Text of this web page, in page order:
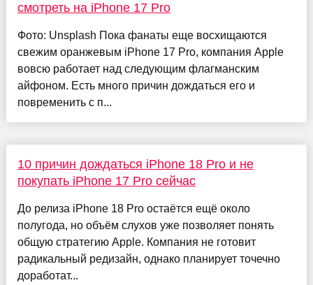
смотреть на iPhone 17 Pro
Фото: Unsplash Пока фанаты еще восхищаются
свежим оранжевым iPhone 17 Pro, компания Apple
вовсю работает над следующим флагманским
айфоном. Есть много причин дождаться его и
повременить с п...
10 причин дождаться iPhone 18 Pro и не
покупать iPhone 17 Pro сейчас
До релиза iPhone 18 Pro остаётся ещё около
полугода, но объём слухов уже позволяет понять
общую стратегию Apple. Компания не готовит
радикальный редизайн, однако планирует точечно
доработат...